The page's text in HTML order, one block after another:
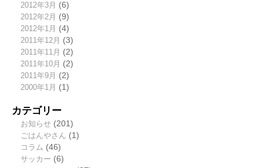
2012年3月 (6)
2012年2月 (9)
2012年1月 (4)
2011年12月 (3)
2011年11月 (2)
2011年10月 (2)
2011年9月 (2)
2000年1月 (1)
カテゴリー
お知らせ(201)
ごはんやさん (1)
コラム (46)
サッカー (6)